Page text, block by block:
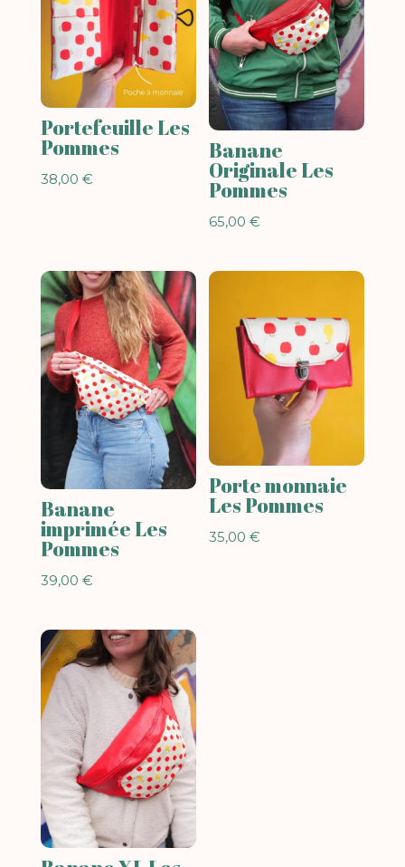
Portefeuille Les
Pommes
38,00 €
Banane
Originale Les
Pommes
65,00€
Banane
imprimée Les
Pommes
39,00 €
Porte monnaie
Les Pommes
35,00€